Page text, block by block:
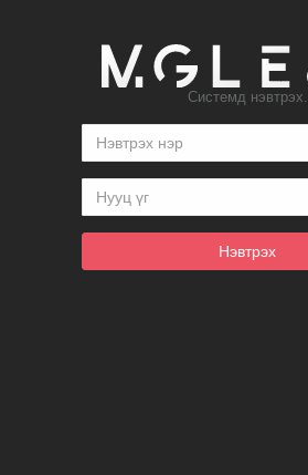
Системд нэвтрэх.
Нэвтрэх